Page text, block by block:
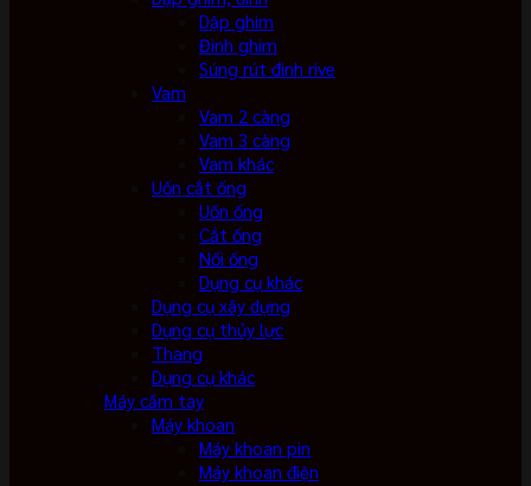
Dập ghim
Đinh ghim
Súng rút đinh rive
Vam
Vam 2 càng
Vam 3 càng
Vam khác
Uốn cắt ống
Uốn ống
Cắt ống
Nối ống
Dụng cụ khác
Dụng cụ xây dựng
Dụng cụ thủy lực
Thang
Dụng cụ khác
Máy cầm tay
Máy khoan
Máy khoan pin
Máy khoan điện